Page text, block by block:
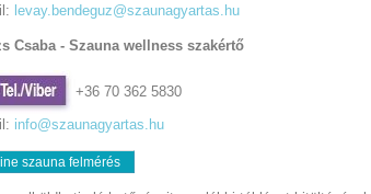
levay.bendeguz@szaunagyartas.hu
Csaba - Szauna wellness szakértő
+36 70 362 5830
info@szaunagyartas.hu
szauna felmérés